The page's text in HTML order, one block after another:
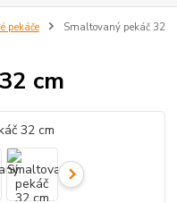
pekáče
Smaltovaný pekáč 32
cm